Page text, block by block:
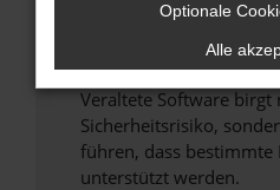
Stelle sicher, dass
Betriebssystem auf
sind.
Veraltete Software birgt
Sicherheitsrisiko,
führen, dass
unterstützt werden.
Optionale
Alle